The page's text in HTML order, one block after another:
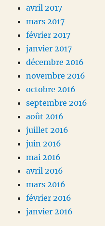
avril 2017
mars 2017
février 2017
janvier 2017
décembre 2016
novembre 2016
octobre 2016
septembre 2016
août 2016
juillet 2016
juin 2016
mai 2016
avril 2016
mars 2016
février 2016
janvier 2016